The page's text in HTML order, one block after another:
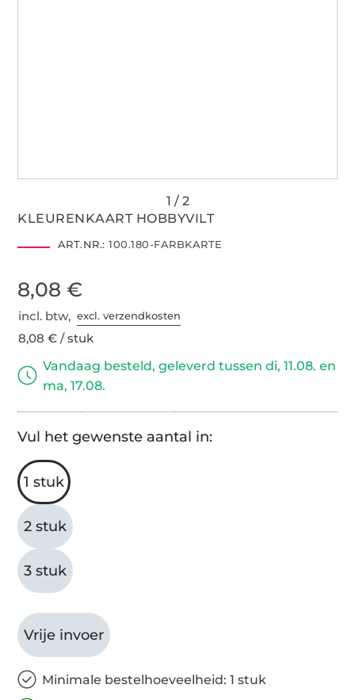
KLEURENKAART HOBBYVILT
ART.NR.: 100.180-FARBKARTE
8,08 €
incl. btw,excl. verzendkosten
8,08 € / stuk
Vandaag besteld, geleverd tussen di, 11.08. en
ma, 17.08.
Vul het gewenste aantal in:
1 stuk
2 stuk
3 stuk
Vrije invoer
Minimale bestelhoeveelheid: 1 stuk